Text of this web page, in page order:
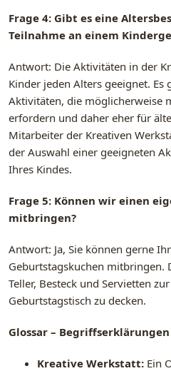
Frage 4: Gibt es eine
Teilnahme an einem
Antwort: Die Aktivitäten in der
Kinder jeden Alters geeignet. Es
Aktivitäten, die möglicherweise
erfordern und daher eher für
Mitarbeiter der Kreativen
der Auswahl einer geeigneten
Ihres Kindes.
Frage 5: Können wir einen
mitbringen?
Antwort: Ja, Sie können gerne
Geburtstagskuchen mitbringen.
Teller, Besteck und Servietten
Geburtstagstisch zu decken.
Glossar –
Kreative Werkstatt: Ein